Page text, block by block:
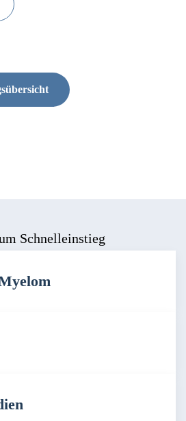
Schnelleinstieg